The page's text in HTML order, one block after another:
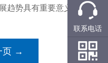
趋势具有重要意义。
页 →
联系电话